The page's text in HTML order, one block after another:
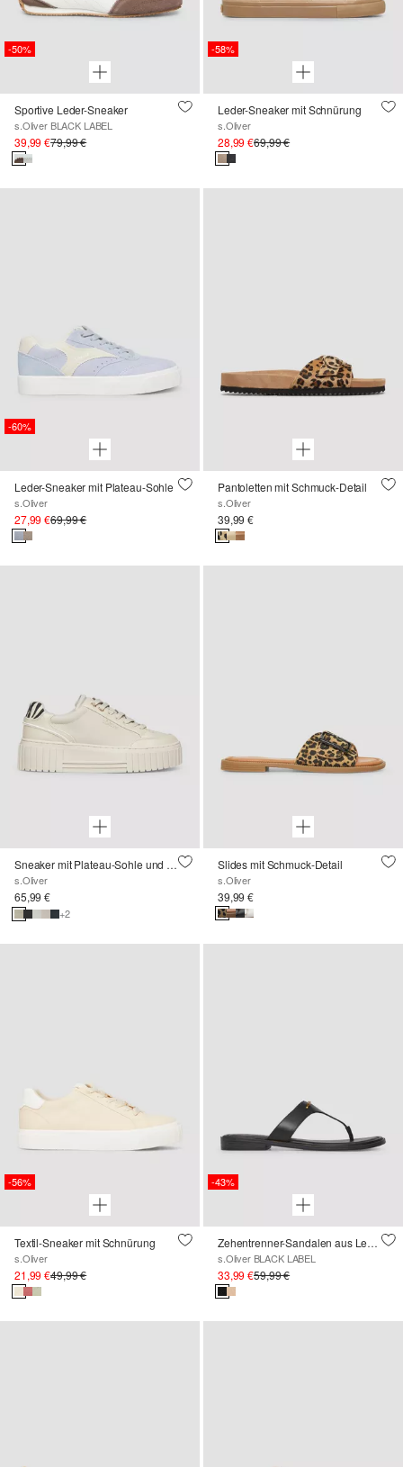
-50%
Sportive Leder-Sneaker
s.Oliver BLACK LABEL
39,99 €79,99 €
-58%
Leder-Sneaker mit Schnürung
s.Oliver
28,99 €69,99 €
-60%
Leder-Sneaker mit Plateau-Sohle
s.Oliver
27,99 €69,99 €
Pantoletten mit Schmuck-Detail
s.Oliver
39,99 €
Sneaker mit Plateau-Sohle und Leo-Detail
s.Oliver
65,99 €
+2
Slides mit Schmuck-Detail
s.Oliver
39,99 €
-56%
Textil-Sneaker mit Schnürung
s.Oliver
21,99 €49,99 €
-43%
Zehentrenner-Sandalen aus Leder mit dekorativem Detail
s.Oliver BLACK LABEL
33,99 €59,99 €